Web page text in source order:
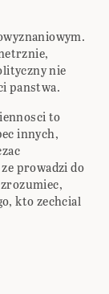
nie
panstwa.
to
innych,
prowadzi do
kto zechcial